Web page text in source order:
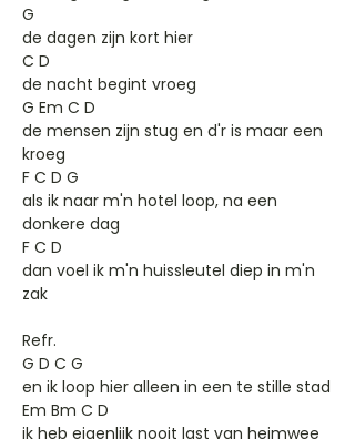
G
de dagen zijn kort hier
C D
de nacht begint vroeg
G Em C D
de mensen zijn stug en d'r is maar een
kroeg
F C D G
als ik naar m'n hotel loop, na een
donkere dag
F C D
dan voel ik m'n huissleutel diep in m'n
zak
Refr.
G D C G
en ik loop hier alleen in een te stille stad
Em Bm C D
ik heb eigenlijk nooit last van heimwee